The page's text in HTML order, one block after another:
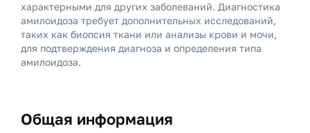
характерными для других заболеваний. Диагностика
амилоидоза требует дополнительных исследований,
таких как биопсия ткани или анализы крови и мочи,
для подтверждения диагноза и определения типа
амилоидоза.
Общая информация